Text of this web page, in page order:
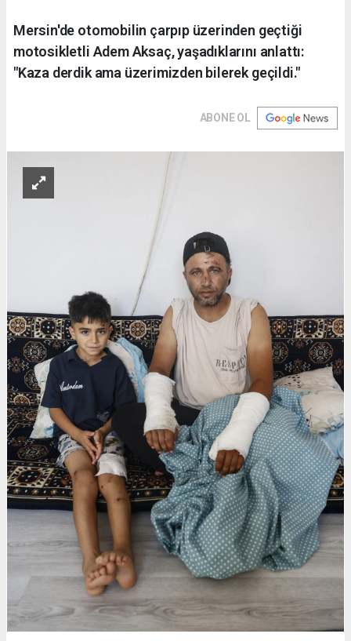
Mersin'de otomobilin çarpıp üzerinden geçtiği
motosikletli Adem Aksaç, yaşadıklarını anlattı:
"Kaza derdik ama üzerimizden bilerek geçildi."
ABONE OL